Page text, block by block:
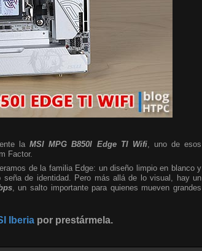
laMSI MPG B850I Edge TI Wifi, uno de esos
Factor.
de la familia Edge: un diseño limpio en blanco y
de identidad. Pero más allá de lo visual, hay un
, un salto importante para quienes mueven grandes
Iberiapor prestármela.